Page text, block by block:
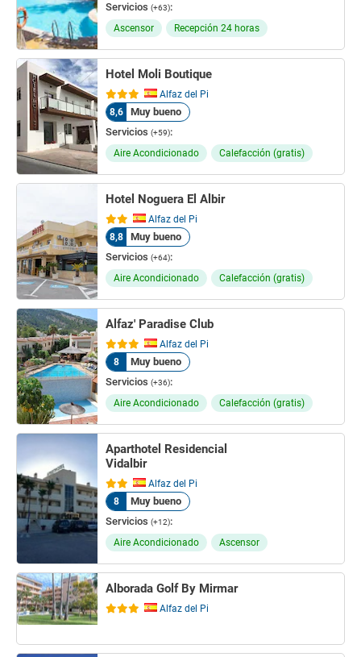
Servicios (+63):
Ascensor Recepción 24 horas
Hotel Moli Boutique
Alfaz del Pi
8,6
Muy bueno
Servicios (+59):
Aire Acondicionado Calefacción (gratis)
Hotel Noguera El Albir
Alfaz del Pi
8,8
Muy bueno
Servicios (+64):
Aire Acondicionado Calefacción (gratis)
Alfaz' Paradise Club
Alfaz del Pi
8
Muy bueno
Servicios (+36):
Aire Acondicionado Calefacción (gratis)
Aparthotel Residencial
Vidalbir
Alfaz del Pi
8
Muy bueno
Servicios (+12):
Aire Acondicionado Ascensor
Alborada Golf By Mirmar
Alfaz del Pi